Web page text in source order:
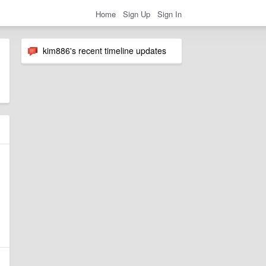
Home Sign Up Sign In
kim886's recent timeline updates